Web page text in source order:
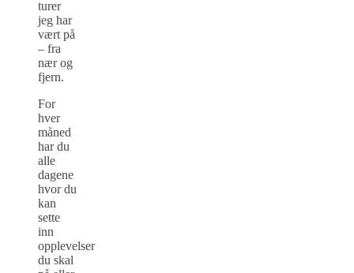
turer
jeg har
vært på
– fra
nær og
fjern.
For
hver
måned
har du
alle
dagene
hvor du
kan
sette
inn
opplevelser
du skal